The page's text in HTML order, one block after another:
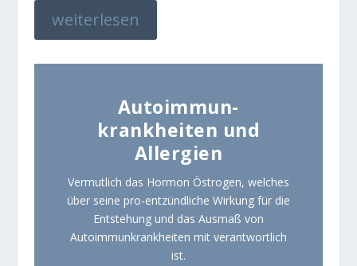
weiterlesen
Autoimmun-
krankheiten und
Allergien
Vermutlich das Hormon Östrogen, welches
über seine pro-entzündliche Wirkung für die
Entstehung und das Ausmaß von
Autoimmunkrankheiten mit verantwortlich
ist.